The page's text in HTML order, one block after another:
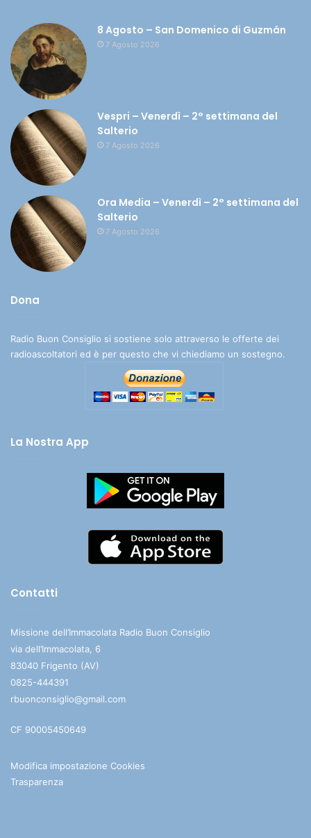
8 Agosto – San Domenico di Guzmán
7 Agosto 2026
Vespri – Venerdì – 2° settimana del
Salterio
7 Agosto 2026
Ora Media – Venerdì – 2° settimana del
Salterio
7 Agosto 2026
Dona
Radio Buon Consiglio si sostiene solo attraverso le offerte dei
radioascoltatori ed è per questo che vi chiediamo un sostegno.
La Nostra App
Contatti
Missione dell’Immacolata Radio Buon Consiglio
via dell’Immacolata, 6
83040 Frigento (AV)
0825-444391
rbuonconsiglio@gmail.com
CF 90005450649
Modifica impostazione Cookies
Trasparenza